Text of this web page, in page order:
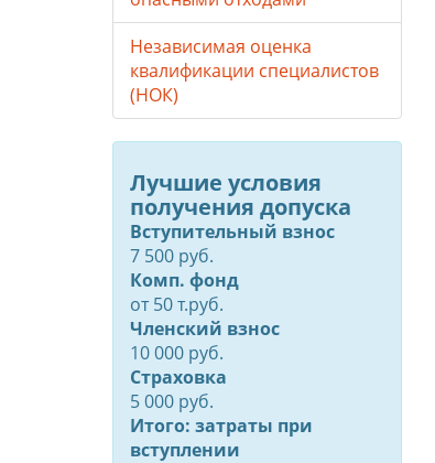
Независимая оценка
квалификации специалистов
(НОК)
Лучшие условия
получения допуска
Вступительный взнос
7 500 руб.
Комп. фонд
от50т.руб.
Членский взнос
10 000 руб.
Страховка
5 000 руб.
Итого: затраты при
вступлении